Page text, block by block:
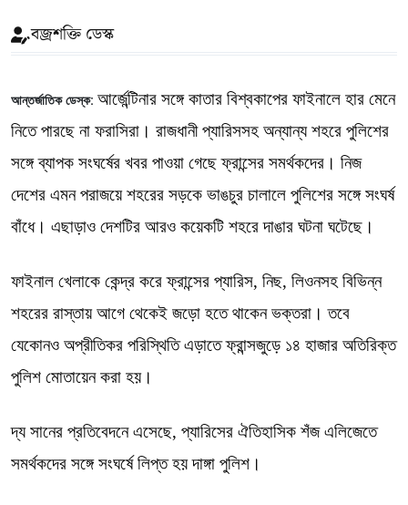
বজ্রশক্তি ডেস্ক
আন্তর্জাতিক ডেস্ক: আর্জেন্টিনার সঙ্গে কাতার বিশ্বকাপের ফাইনালে হার মেনে
নিতে পারছে না ফরাসিরা। রাজধানী প্যারিসসহ অন্যান্য শহরে পুলিশের
সঙ্গে ব্যাপক সংঘর্ষের খবর পাওয়া গেছে ফ্রান্সের সমর্থকদের। নিজ
দেশের এমন পরাজয়ে শহরের সড়কে ভাঙচুর চালালে পুলিশের সঙ্গে সংঘর্ষ
বাঁধে। এছাড়াও দেশটির আরও কয়েকটি শহরে দাঙার ঘটনা ঘটেছে।
ফাইনাল খেলাকে কেন্দ্র করে ফ্রান্সের প্যারিস, নিছ, লিওনসহ বিভিন্ন
শহরের রাস্তায় আগে থেকেই জড়ো হতে থাকেন ভক্তরা। তবে
যেকোনও অপ্রীতিকর পরিস্থিতি এড়াতে ফ্রান্সজুড়ে ১৪ হাজার অতিরিক্ত
পুলিশ মোতায়েন করা হয়।
দ্য সানের প্রতিবেদনে এসেছে, প্যারিসের ঐতিহাসিক শঁজ এলিজেতে
সমর্থকদের সঙ্গে সংঘর্ষে লিপ্ত হয় দাঙ্গা পুলিশ।